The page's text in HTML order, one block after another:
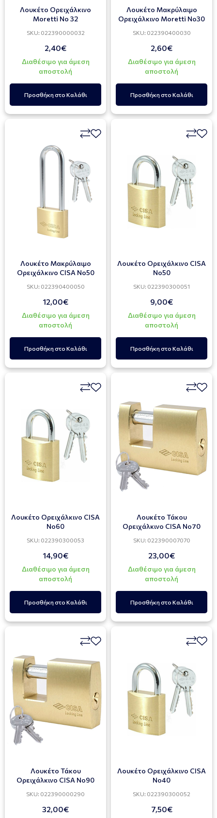
Λουκέτο Ορειχάλκινο
Moretti Νο 32
SKU: 022390000032
2,40€
Διαθέσιμο για άμεση
αποστολή
Προσθήκη στο Καλάθι
Λουκέτο Μακρύλαιμο
Ορειχάλκινο Moretti Νο30
SKU: 022390400030
2,60€
Διαθέσιμο για άμεση
αποστολή
Προσθήκη στο Καλάθι
Λουκέτο Μακρύλαιμο
Ορειχάλκινο CISA Νο50
SKU: 022390400050
12,00€
Διαθέσιμο για άμεση
αποστολή
Προσθήκη στο Καλάθι
Λουκέτο Ορειχάλκινο CISA
Νο50
SKU: 022390300051
9,00€
Διαθέσιμο για άμεση
αποστολή
Προσθήκη στο Καλάθι
Λουκέτο Ορειχάλκινο CISA
Νο60
SKU: 022390300053
14,90€
Διαθέσιμο για άμεση
αποστολή
Προσθήκη στο Καλάθι
Λουκέτο Τάκου
Ορειχάλκινο CISA No70
SKU: 022390007070
23,00€
Διαθέσιμο για άμεση
αποστολή
Προσθήκη στο Καλάθι
Λουκέτο Τάκου
Ορειχάλκινο CISA No90
SKU: 022390000290
32,00€
Λουκέτο Ορειχάλκινο CISA
Νο40
SKU: 022390300052
7,50€